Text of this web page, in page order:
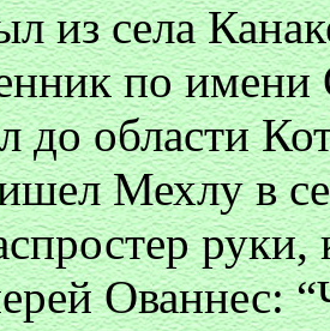
из села
по имени
области
Мехлу в
Ованнес: